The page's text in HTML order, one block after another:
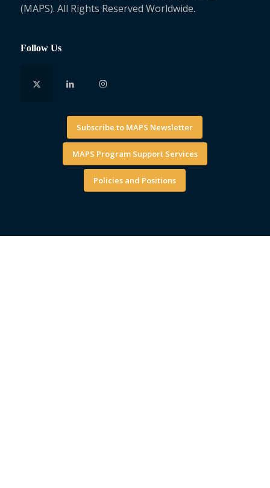
(MAPS). All Rights Reserved Worldwide.
Follow Us
Subscribe to MAPS Newsletter
MAPS Program Support Services
Policies and Positions